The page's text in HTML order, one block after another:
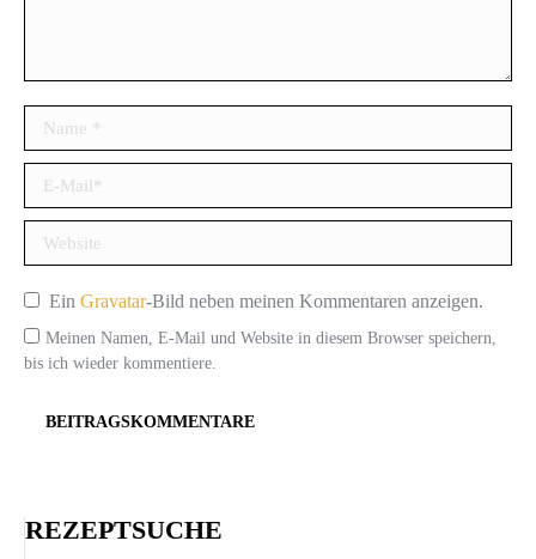
EinGravatar-Bild neben meinen Kommentaren anzeigen.
Meinen Namen, E-Mail und Website in diesem Browser speichern,
bis ich wieder kommentiere.
BEITRAGSKOMMENTARE
REZEPTSUCHE